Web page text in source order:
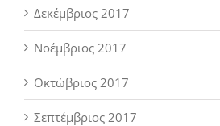
Δεκέμβριος 2017
Νοέμβριος 2017
Οκτώβριος 2017
Σεπτέμβριος 2017